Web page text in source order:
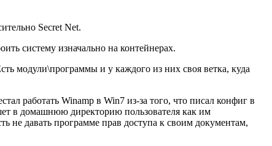
Secret Net.
систему изначально на контейнерах.
модули\программы и у каждого из них своя ветка, куда
работать Winamp в Win7 из-за того, что писал конфиг в
в домашнюю директорию пользователя как им
не давать программе прав доступа к своим документам,